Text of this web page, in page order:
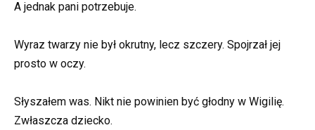
A jednak pani potrzebuje.
Wyraz twarzy nie był okrutny, lecz szczery. Spojrzał jej
prosto w oczy.
Słyszałem was. Nikt nie powinien być głodny w Wigilię.
Zwłaszcza dziecko.